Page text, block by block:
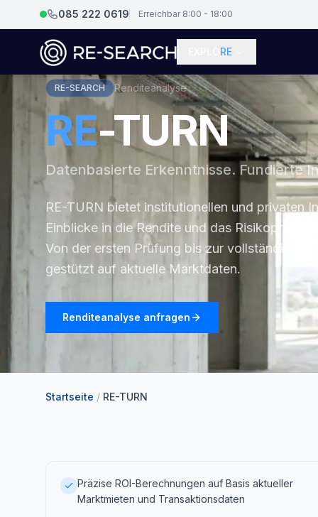
085 222 0619 Erreichbar 8:00 - 18:00
RE
RE-SEARCH Renditeanalyse
RE-TURN
Datenbasierte Erkenntnisse. Fundierte
RE-TURN bietet institutionellen und privaten
Einblicke in die Rendite und das Risikoprofil
Von der ersten Prüfung bis zur vollständigen
gestützt auf aktuelle Marktdaten.
Renditeanalyse anfragen
Startseite / RE-TURN
Präzise ROI-Berechnungen auf Basis aktueller
Marktmieten und Transaktionsdaten